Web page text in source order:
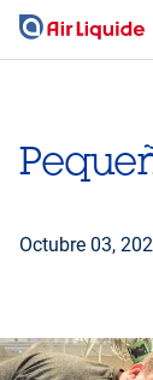
Pasar
Octubre 03,